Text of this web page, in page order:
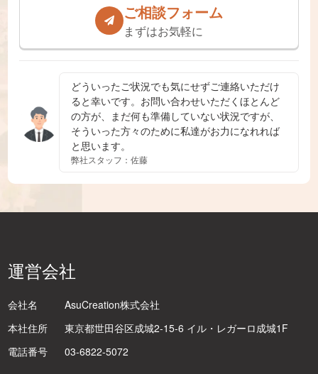
ご相談フォーム
まずはお気軽に
どういったご状況でも気にせずご連絡いただけ
ると幸いです。お問い合わせいただくほとんど
の方が、まだ何も準備していない状況ですが、
そういった方々のために私達がお力になれれば
と思います。
弊社スタッフ：佐藤
運営会社
会社名
AsuCreation株式会社
本社住所
東京都世田谷区成城2-15-6 イル・レガーロ成城1F
電話番号
03-6822-5072